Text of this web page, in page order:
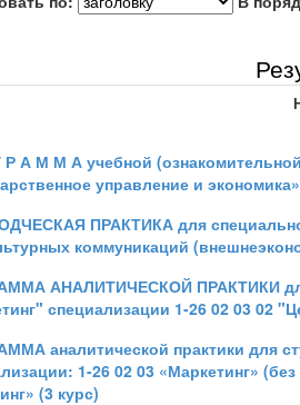
А М М А учебной
управление и экономика»
ПРАКТИКА для
коммуникаций
АНАЛИТИЧЕСКОЙ ПРАКТИКИ для
специализации 1-26 02 03 02
аналитической практики для
1-26 02 03 «Маркетинг»
(3 курс)